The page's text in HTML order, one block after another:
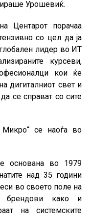
Урошевиќ.
Центарот порачаа
со цел да ја
лидер во ИТ
курсеви,
кои ќе
дигиталниот свет и
се справат со сите
Микро“ се наоѓа во
е основана во 1979
над 35 години
во своето поле на
брендови како и
на системските